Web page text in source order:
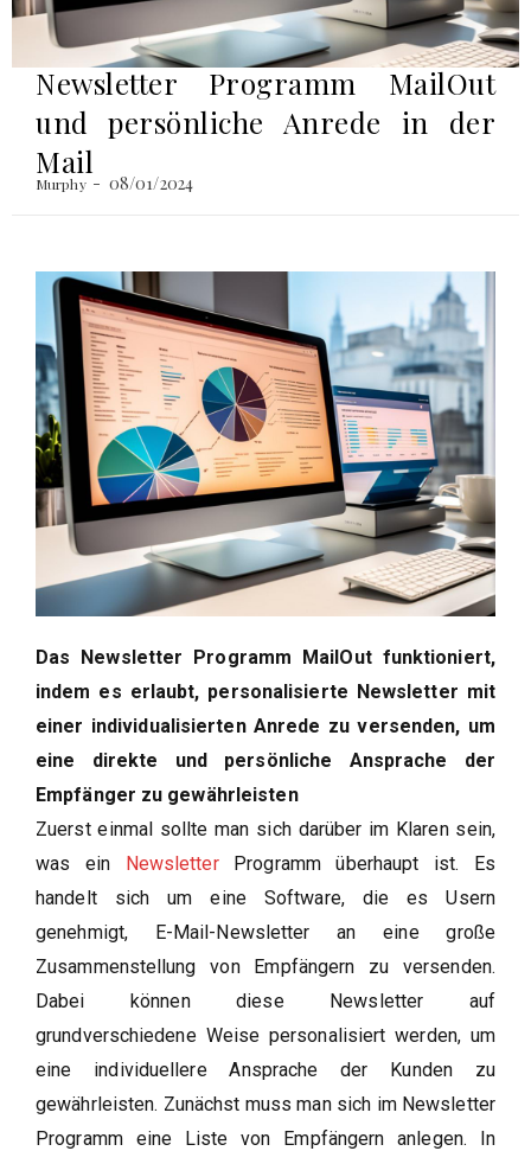
Newsletter Programm MailOut
und persönliche Anrede in der
Mail
Murphy 08/01/2024
Das Newsletter Programm MailOut funktioniert,
indem es erlaubt, personalisierte Newsletter mit
einer individualisierten Anrede zu versenden, um
eine direkte und persönliche Ansprache der
Empfänger zu gewährleisten
Zuerst einmal sollte man sich darüber im Klaren sein,
was ein NewsletterProgramm überhaupt ist. Es
handelt sich um eine Software, die es Usern
genehmigt, E-Mail-Newsletter an eine große
Zusammenstellung von Empfängern zu versenden.
Dabei können diese Newsletter auf
grundverschiedene Weise personalisiert werden, um
eine individuellere Ansprache der Kunden zu
gewährleisten. Zunächst muss man sich im Newsletter
Programm eine Liste von Empfängern anlegen. In